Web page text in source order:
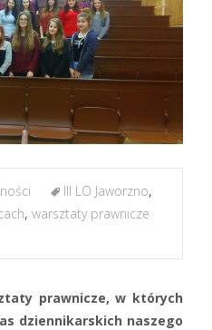
III LO Jaworzno,
, warsztaty prawnicze
prawnicze, w których
dziennikarskich naszego